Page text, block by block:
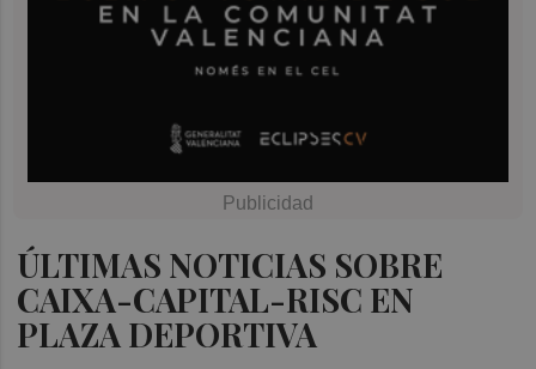
ÚLTIMAS NOTICIAS SOBRE
CAIXA-CAPITAL-RISC EN
PLAZA DEPORTIVA